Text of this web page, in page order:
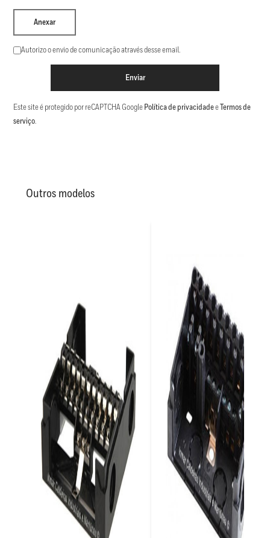
Anexar
Autorizo o envio de comunicação através desse email.
Enviar
Este site é protegido por reCAPTCHA Google Política de privacidadee Termos de
serviço.
Outros modelos